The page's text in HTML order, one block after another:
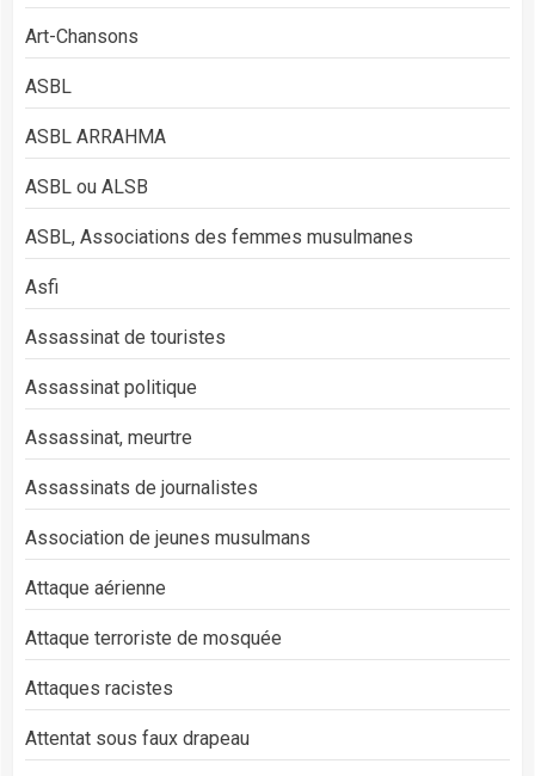
Art-Chansons
ASBL
ASBL ARRAHMA
ASBL ou ALSB
ASBL, Associations des femmes musulmanes
Asfi
Assassinat de touristes
Assassinat politique
Assassinat, meurtre
Assassinats de journalistes
Association de jeunes musulmans
Attaque aérienne
Attaque terroriste de mosquée
Attaques racistes
Attentat sous faux drapeau